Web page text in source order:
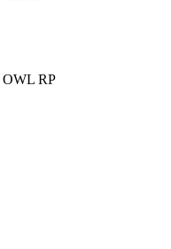
OWL RP